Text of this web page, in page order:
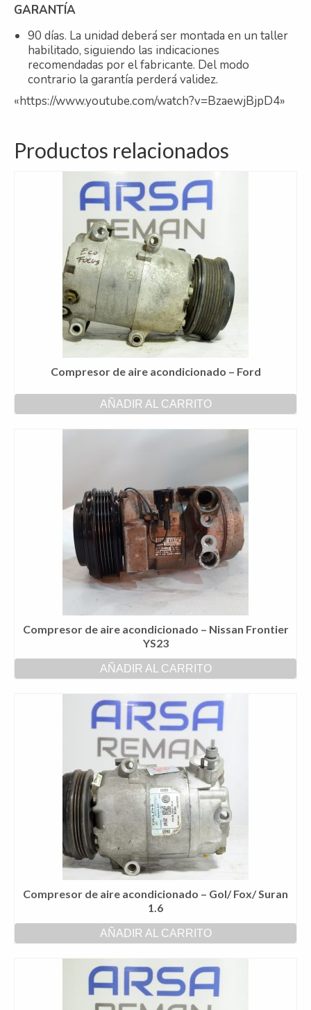
GARANTÍA
90 días. La unidad deberá ser montada en un taller
habilitado, siguiendo las indicaciones
recomendadas por el fabricante. Del modo
contrario la garantía perderá validez.
«https://www.youtube.com/watch?v=BzaewjBjpD4»
Productos relacionados
Compresor de aire acondicionado – Ford
AÑADIR AL CARRITO
Compresor de aire acondicionado – Nissan Frontier
YS23
AÑADIR AL CARRITO
Compresor de aire acondicionado – Gol/ Fox/ Suran
1.6
AÑADIR AL CARRITO